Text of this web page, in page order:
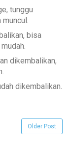
tunggu
bisa
dikembalikan,
dikembalikan.
Older Post